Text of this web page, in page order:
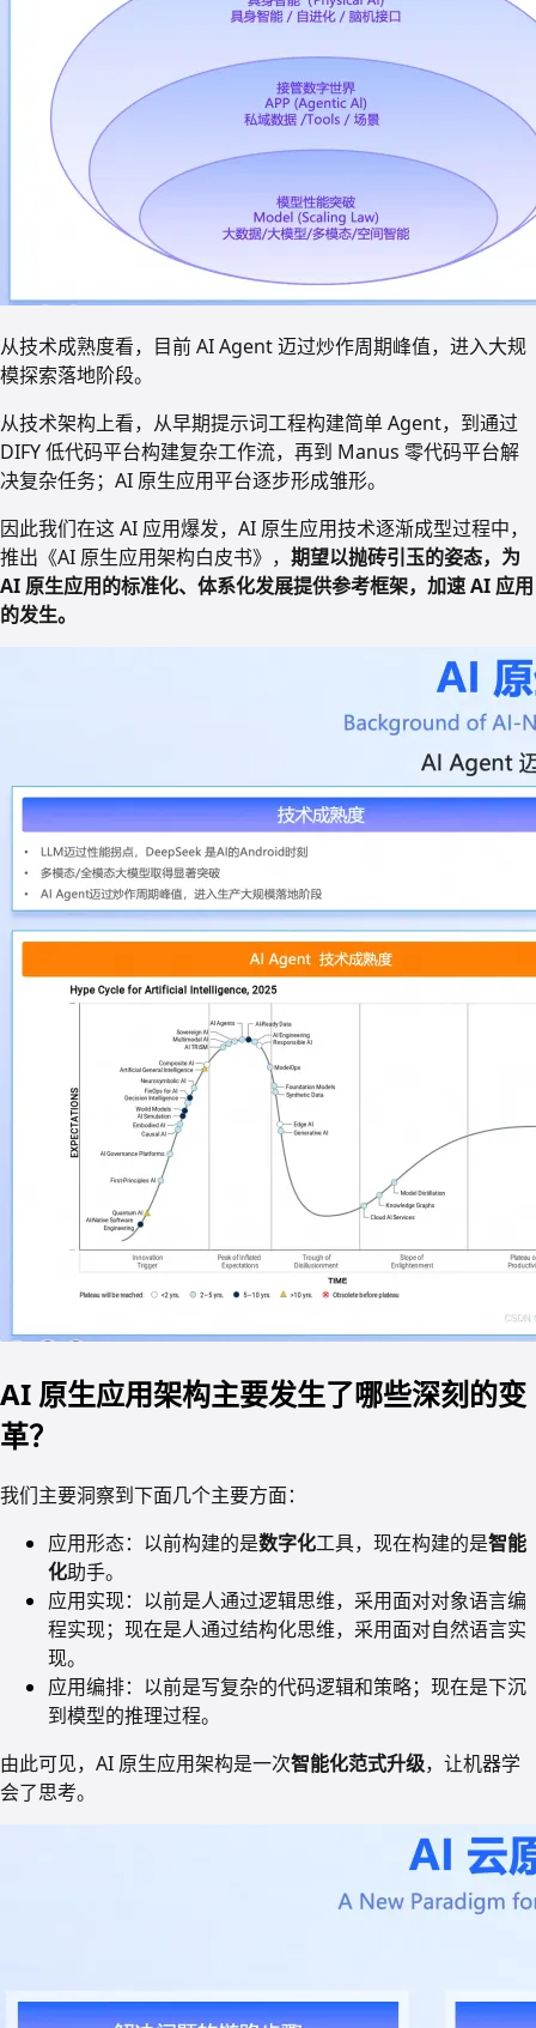
从技术成熟度看，目前 AI Agent 迈过炒作周期峰值，进入大规
模探索落地阶段。
从技术架构上看，从早期提示词工程构建简单 Agent，到通过
DIFY 低代码平台构建复杂工作流，再到 Manus 零代码平台解
决复杂任务；AI 原生应用平台逐步形成雏形。
因此我们在这 AI 应用爆发，AI 原生应用技术逐渐成型过程中，
推出《AI 原生应用架构白皮书》， 期望以抛砖引玉的姿态，为
AI 原生应用的标准化、体系化发展提供参考框架，加速 AI 应用
的发生。
AI 原生应用架构主要发生了哪些深刻的变
革？
我们主要洞察到下面几个主要方面：
应用形态：以前构建的是数字化工具，现在构建的是智能
化助手。
应用实现：以前是人通过逻辑思维，采用面对对象语言编
程实现；现在是人通过结构化思维，采用面对自然语言实
现。
应用编排：以前是写复杂的代码逻辑和策略；现在是下沉
到模型的推理过程。
由此可见，AI 原生应用架构是一次智能化范式升级，让机器学
会了思考。